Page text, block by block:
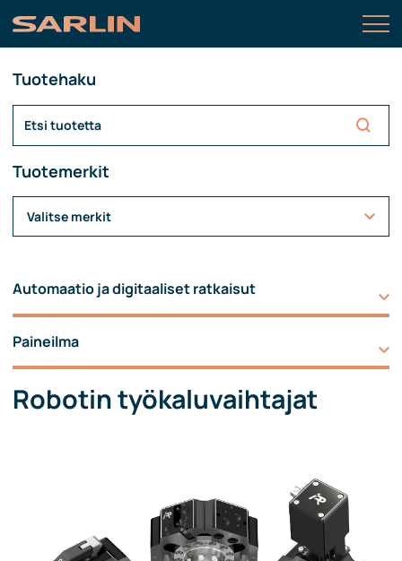
Tuotehaku
Tuotemerkit
Valitse merkit
Automaatio ja digitaaliset ratkaisut
Paineilma
Robotin työkaluvaihtajat